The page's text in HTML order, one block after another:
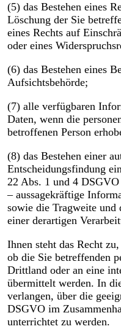
(5) das Bestehen eines
Löschung der Sie
eines Rechts auf
oder eines
(6) das Bestehen eines
Aufsichtsbehörde;
(7) alle verfügbaren
Daten, wenn die
betroffenen Person
(8) das Bestehen einer
Entscheidungsfindung
22 Abs. 1 und 4
– aussagekräftige
sowie die Tragweite und
einer derartigen
Ihnen steht das Recht
ob die Sie betreffenden
Drittland oder an eine
übermittelt werden. In
verlangen, über die
DSGVO im
unterrichtet zu werden.